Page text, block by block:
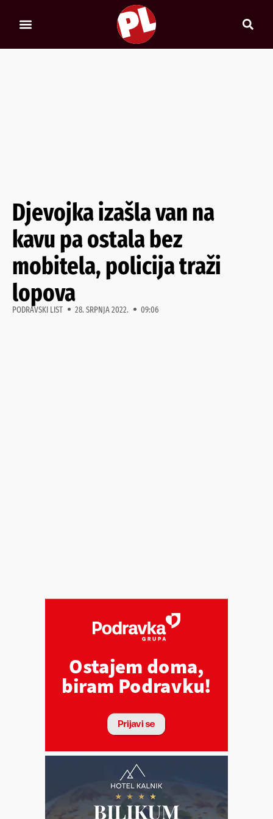
Djevojka izašla van na
kavu pa ostala bez
mobitela, policija traži
lopova
PODRAVSKI LIST 28. SRPNJA 2022. 09:06